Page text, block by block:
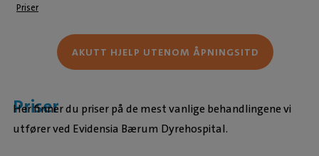
Priser
Priser
Her finner du priser på de mest vanlige behandlingene vi
utfører ved Evidensia Bærum Dyrehospital.
AKUTT HJELP UTENOM ÅPNINGSITD